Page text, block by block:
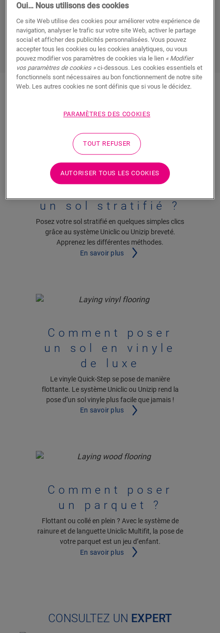
voulez évidemment qu’il soit posé le plus vite possible, et
un professionnel expérimentéou occupez-vous-envous-
même: à vous de choisir !
COMMENT POSER UN
un sol stratifié ?
Posez votre sol stratifié en quelques simples clics
grâce au système Uniclic ou Unizip breveté.
Apprenez les différentes méthodes.
En savoir plus
Comment poser
un sol en vinyle
de luxe
Le vinyle Quick-Step se pose de manière
flottante. Le système Uniclic ou Unizip rend la
pose d’un sol vinyle plus facile que jamais !
En savoir plus
Comment poser
un parquet ?
Flottant ou collé en plein ? Avec le système de
rainure et de languette Uniclic Multifit, la pose de
votre parquet est un jeu d’enfant.
En savoir plus
CONSULTEZ UN EXPERT
Oui… Nous utilisons des cookies
Ce site Web utilise des cookies pour améliorer votre expérience de
navigation, analyser le trafic sur votre site Web, activer le partage
social et afficher des publicités personnalisées. Vous pouvez
accepter tous les cookies ou les cookies analytiques, ou vous
pouvez modifier vos paramètres de cookies via le lien « Modifier
vos paramètres de cookies »ci-dessous. Les cookies essentiels et
fonctionnels sont nécessaires au bon fonctionnement de notre site
Web. Les autres cookies ne sont définis que si vous le décidez.
PARAMÈTRES DES COOKIES
TOUT REFUSER
AUTORISER TOUS LES COOKIES